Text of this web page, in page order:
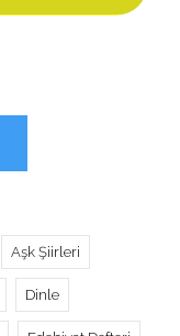
Aşk Şiirleri
Dinle